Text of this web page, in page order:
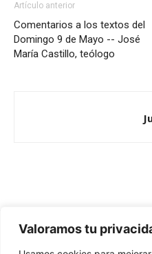
Valoramos tu
Artículo anterior
Comentarios a los textos del
Domingo 9 de Mayo -- José
María Castillo, teólogo
Redes Cristianas